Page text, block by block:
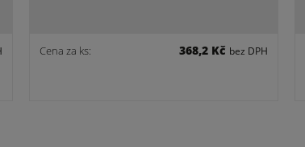
Cena za ks: 368,2 Kč bez DPH